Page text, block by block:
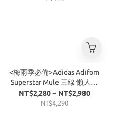
<梅雨季必備>Adidas Adifom
Superstar Mule 三線 懶人鞋
貝殼鞋 穆勒鞋 拖鞋 白 黑
NT$2,280 ~ NT$2,980
NT$4,290